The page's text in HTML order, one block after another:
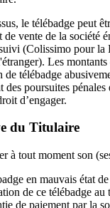
le télébadge peut
de vente de la société
(Colissimo pour la
Les montants
de télébadge
des poursuites pénales
d’engager.
du Titulaire
à tout moment son
en mauvais état
de ce télébadge
de paiement par la